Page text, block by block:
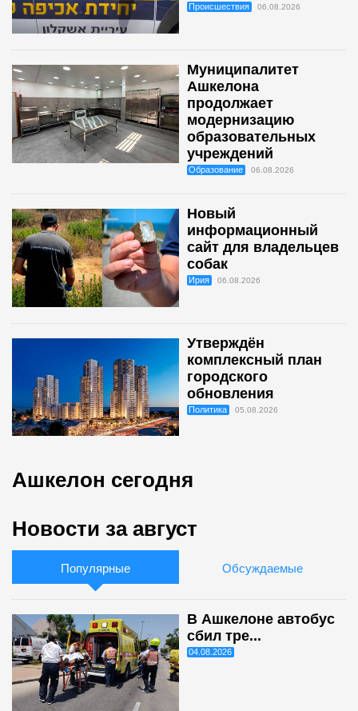
Происшествия 06.08.2026
Муниципалитет
Ашкелона
продолжает
модернизацию
образовательных
учреждений
Образование 06.08.2026
Новый
информационный
сайт для владельцев
собак
Ирия 06.08.2026
Утверждён
комплексный план
городского
обновления
Политика 05.08.2026
Ашкелон сегодня
Новости за август
Популярные Обсуждаемые
В Ашкелоне автобус
сбил тре...
04.08.2026